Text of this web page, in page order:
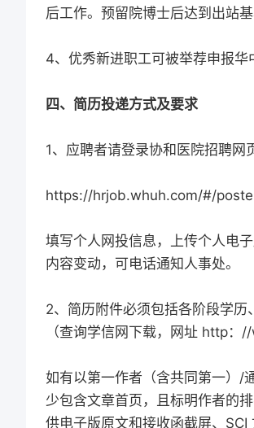
后工作。预留院博士后达到出站
4、优秀新进职工可被举荐申报
四、简历投递方式及要求
1、应聘者请登录协和医院招聘网
https://hrjob.whuh.com/#/
填写个人网投信息，上传个人电
内容变动，可电话通知人事处。
2、简历附件必须包括各阶段学
（查询学信网下载，网址 http
如有以第一作者（含共同第一）/
少包含文章首页，且标明作者的
供电子版原文和接收函截屏、